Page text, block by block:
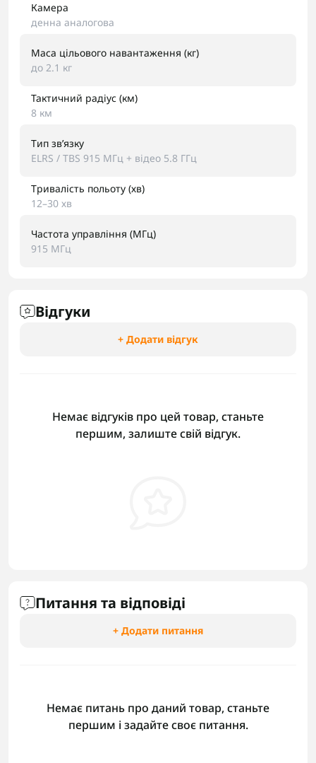
Камера
денна аналогова
Маса цільового навантаження (кг)
до 2.1 кг
Тактичний радіус (км)
8 км
Тип звʼязку
ELRS / TBS 915 МГц + відео 5.8 ГГц
Тривалість польоту (хв)
12–30 хв
Частота управління (МГц)
915 МГц
Відгуки
+ Додати відгук
Немає відгуків про цей товар, станьте
першим, залиште свій відгук.
Питання та відповіді
+ Додати питання
Немає питань про даний товар, станьте
першим і задайте своє питання.